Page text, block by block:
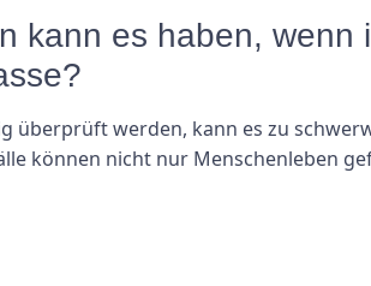
kann es haben, wenn
überprüft werden, kann es zu
können nicht nur Menschenleben